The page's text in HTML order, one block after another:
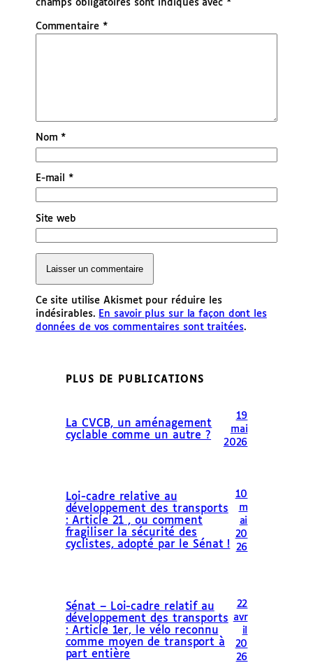
champs obligatoires sont indiqués avec *
Commentaire *
Nom*
E-mail*
Site web
Ce site utilise Akismet pour réduire les
indésirables. En savoir plus sur la façon dont les
données de vos commentaires sont traitées.
PLUS DE PUBLICATIONS
La CVCB, un aménagement
cyclable comme un autre ?
19
mai
2026
Loi-cadre relative au
développement des transports
: Article 21 , ou comment
fragiliser la sécurité des
cyclistes, adopté par le Sénat !
10
m
ai
20
26
Sénat – Loi-cadre relatif au
développement des transports
: Article 1er, le vélo reconnu
comme moyen de transport à
part entière
22
avr
il
20
26